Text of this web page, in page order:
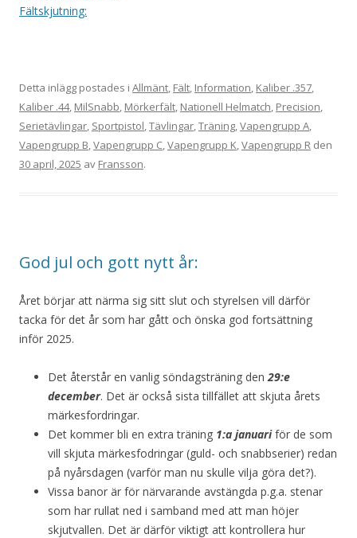
Fältskjutning:
Detta inlägg postades i Allmänt, Fält, Information, Kaliber .357,
Kaliber .44, MilSnabb, Mörkerfält, Nationell Helmatch, Precision,
Serietävlingar, Sportpistol,Tävlingar,Träning,Vapengrupp A,
Vapengrupp B,Vapengrupp C,Vapengrupp K,Vapengrupp R den
30 april, 2025 av Fransson.
God jul och gott nytt år:
Året börjar att närma sig sitt slut och styrelsen vill därför
tacka för det år som har gått och önska god fortsättning
inför 2025.
Det återstår en vanlig söndagsträning den29:e
december. Det är också sista tillfället att skjuta årets
märkesfordringar.
Det kommer bli en extra träning 1:a januariför de som
vill skjuta märkesfodringar (guld- och snabbserier) redan
på nyårsdagen (varför man nu skulle vilja göra det?).
Vissa banor är för närvarande avstängda p.g.a. stenar
som har rullat ned i samband med att man höjer
skjutvallen. Det är därför viktigt att kontrollera hur